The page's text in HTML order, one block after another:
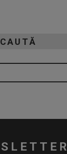
CAUTĂ